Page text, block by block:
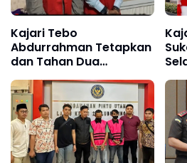
Kajari Tebo
Abdurrahman Tetapkan
dan Tahan Dua
Tersangka Korupsi
APBDes, Kerugian
Negara Capai Rp1,16
Miliar